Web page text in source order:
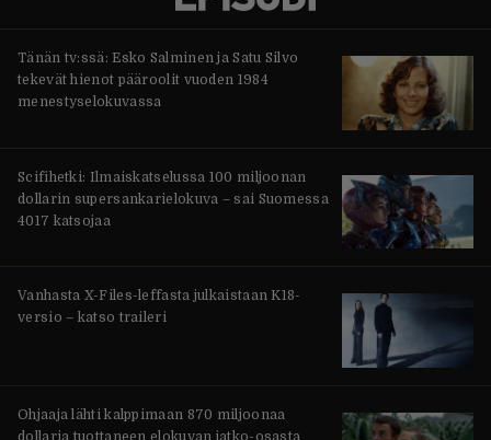
Tänän tv:ssä: Esko Salminen ja Satu Silvo
tekevät hienot pääroolit vuoden 1984
menestyselokuvassa
Scifihetki: Ilmaiskatselussa 100 miljoonan
dollarin supersankarielokuva – sai Suomessa
4017 katsojaa
Vanhasta X-Files-leffasta julkaistaan K18-
versio – katso traileri
Ohjaaja lähti kalppimaan 870 miljoonaa
dollaria tuottaneen elokuvan jatko-osasta